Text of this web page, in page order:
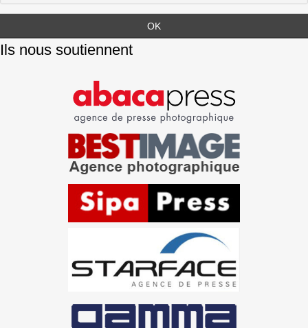
Ils nous soutiennent